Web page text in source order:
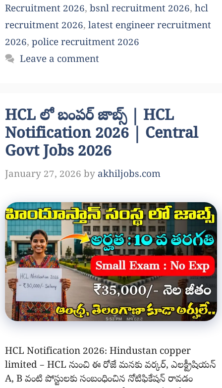
Recruitment 2026, bsnl recruitment 2026, hcl
recruitment 2026, latest engineer recruitment
2026, police recruitment 2026
Leave a comment
HCL లో బంపర్ జాబ్స్ | HCL
Notification 2026 | Central
Govt Jobs 2026
January 27, 2026 by akhiljobs.com
HCL Notification 2026: Hindustan copper
limited – HCL నుంచి ఈ రోజే మనకు వర్కర్, ఎలక్ట్రీషియన్
A, B వంటి పోస్టులకు సంబంధించిన నోటిఫికేషన్ రావడం